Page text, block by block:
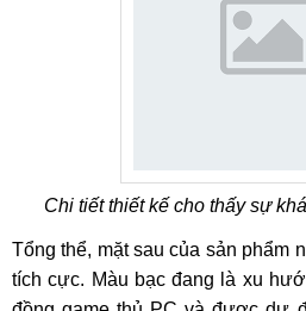
Chi tiết thiết kế cho thấy sự
Tổng thể, mặt sau của sản phẩm
tích cực. Màu bạc đang là xu